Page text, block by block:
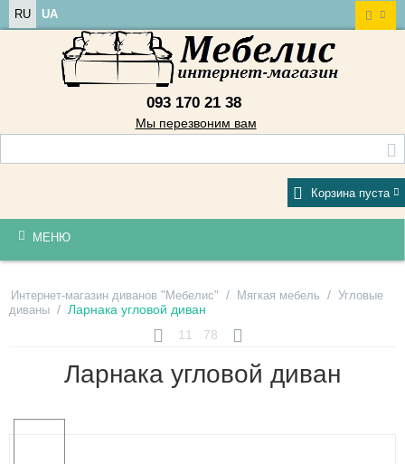
RU UA
093 170 21 38
Мы перезвоним вам
Корзина пуста
МЕНЮ
Интернет-магазин диванов "Мебелис" / Мягкая мебель / Угловые
диваны / Ларнака угловой диван
11
78
Ларнака угловой диван